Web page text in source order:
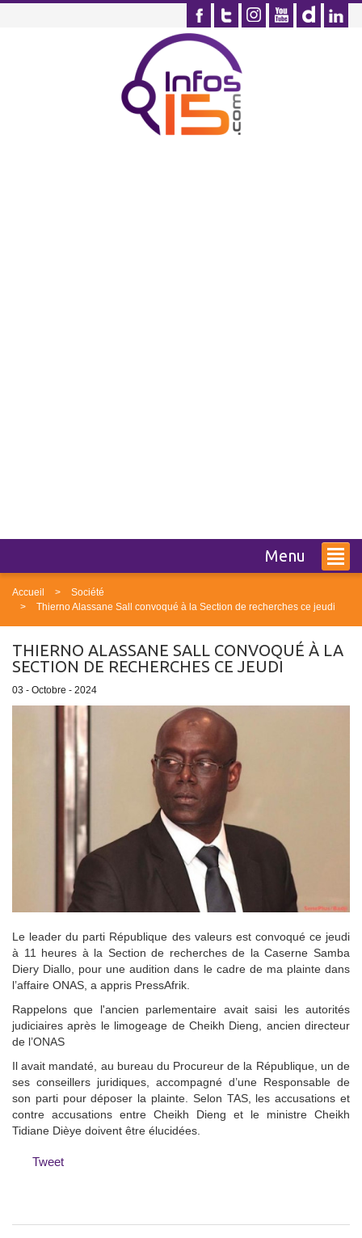
Menu
Accueil
Société
Thierno Alassane Sall convoqué à la Section de recherches ce jeudi
THIERNO ALASSANE SALL CONVOQUÉ À LA
SECTION DE RECHERCHES CE JEUDI
03 - Octobre - 2024
Le leader du parti République des valeurs est convoqué ce jeudi
à 11 heures à la Section de recherches de la Caserne Samba
Diery Diallo, pour une audition dans le cadre de ma plainte dans
l’affaire ONAS, a appris PressAfrik.
Rappelons que l'ancien parlementaire avait saisi les autorités
judiciaires après le limogeage de Cheikh Dieng, ancien directeur
de l’ONAS
Il avait mandaté, au bureau du Procureur de la République, un de
ses conseillers juridiques, accompagné d’une Responsable de
son parti pour déposer la plainte. Selon TAS, les accusations et
contre accusations entre Cheikh Dieng et le ministre Cheikh
Tidiane Dièye doivent être élucidées.
Tweet